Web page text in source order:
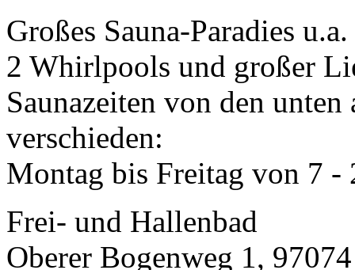
Großes Sauna-Paradies
2 Whirlpools und großer
Saunazeiten von den
verschieden:
Montag bis Freitag von 7 -
Frei- und Hallenbad
Oberer Bogenweg 1,